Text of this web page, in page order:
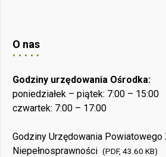
O nas
Godziny urzędowania Ośrodka:
poniedziałek – piątek: 7:00 – 15:00
czwartek: 7:00 – 17:00
Godziny Urzędowania Powiatowego
Niepełnosprawności (PDF, 43.60 KB)